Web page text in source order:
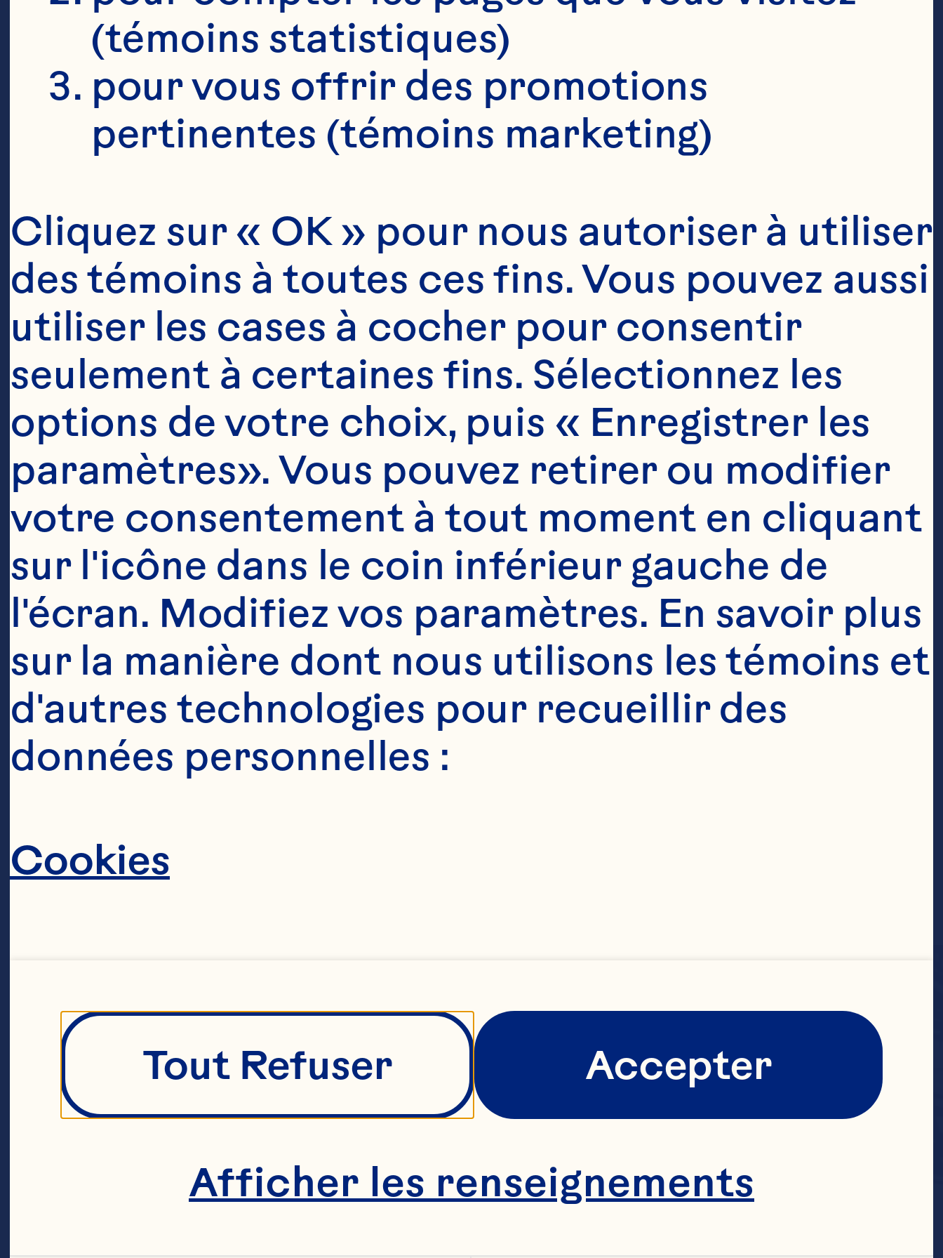
Notre cocktail
(témoins statistiques)
pour vous offrir des promotions
pertinentes (témoins marketing)
Cliquez sur « OK » pour nous autoriser à utiliser
des témoins à toutes ces fins. Vous pouvez aussi
utiliser les cases à cocher pour consentir
seulement à certaines fins. Sélectionnez les
options de votre choix, puis « Enregistrer les
paramètres». Vous pouvez retirer ou modifier
votre consentement à tout moment en cliquant
sur l'icône dans le coin inférieur gauche de
l'écran. Modifiez vos paramètres. En savoir plus
sur la manière dont nous utilisons les témoins et
d'autres technologies pour recueillir des
données personnelles :
Cookies
Tout Refuser Accepter
Afficher les renseignements